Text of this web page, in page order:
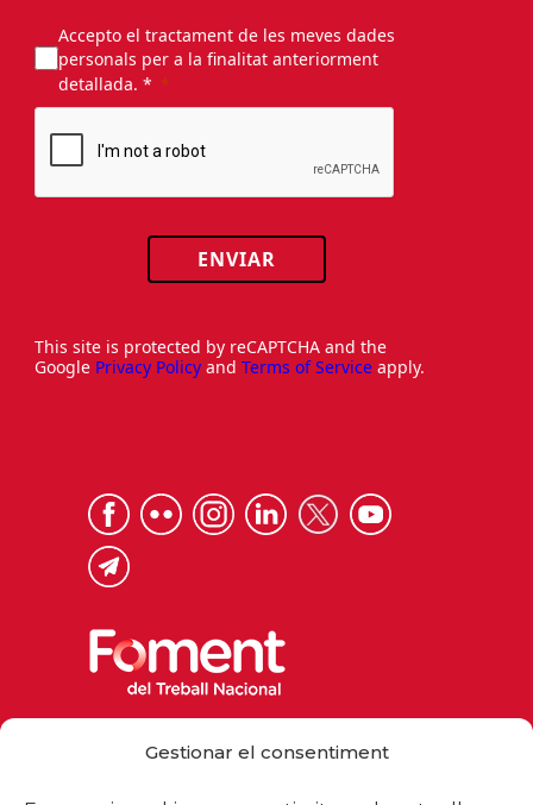
Gestionar el consentiment
Accepto el tractament de les meves dades
personals per a la finalitat anteriorment
detallada. *
ENVIAR
This site is protected by reCAPTCHA and the
Google Privacy Policy and Terms of Service apply.
foment@foment.com